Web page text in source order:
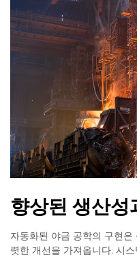
향상된 생산성
자동화된 야금 공학의 구현
렷한 개선을 가져옵니다. 시